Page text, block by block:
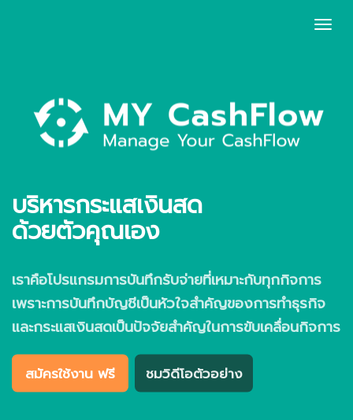
บริหารกระแสเงินสด
ด้วยตัวคุณเอง
เราคือโปรแกรมการบันทึกรับจ่ายที่เหมาะกับทุกกิจการ
เพราะการบันทึกบัญชีเป็นหัวใจสำคัญของการทำธุรกิจ
และกระแสเงินสดเป็นปัจจัยสำคัญในการขับเคลื่อนกิจการ
สมัครใช้งาน ฟรี ชมวิดีโอตัวอย่าง